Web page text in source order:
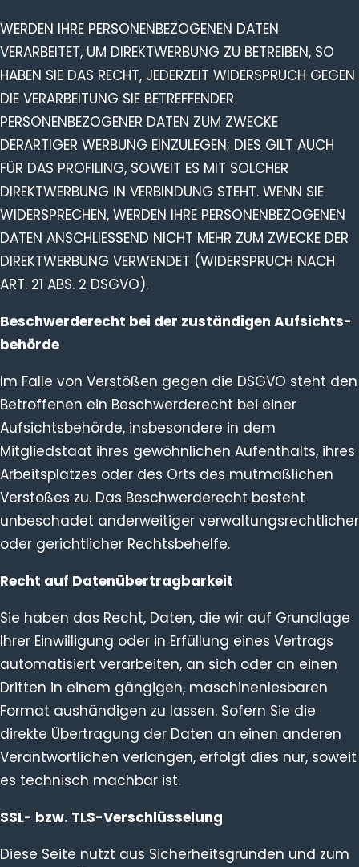
WERDEN IHRE PERSONENBEZOGENEN DATEN
VERARBEITET, UM DIREKTWERBUNG ZU BETREIBEN, SO
HABEN SIE DAS RECHT, JEDERZEIT WIDERSPRUCH GEGEN
DIE VERARBEITUNG SIE BETREFFENDER
PERSONENBEZOGENER DATEN ZUM ZWECKE
DERARTIGER WERBUNG EINZULEGEN; DIES GILT AUCH
FÜR DAS PROFILING, SOWEIT ES MIT SOLCHER
DIREKTWERBUNG IN VERBINDUNG STEHT. WENN SIE
WIDERSPRECHEN, WERDEN IHRE PERSONENBEZOGENEN
DATEN ANSCHLIESSEND NICHT MEHR ZUM ZWECKE DER
DIREKTWERBUNG VERWENDET (WIDERSPRUCH NACH
ART. 21 ABS. 2 DSGVO).
Beschwerde­recht bei der zuständigen Aufsichts­
behörde
Im Falle von Verstößen gegen die DSGVO steht den
Betroffenen ein Beschwerderecht bei einer
Aufsichtsbehörde, insbesondere in dem
Mitgliedstaat ihres gewöhnlichen Aufenthalts, ihres
Arbeitsplatzes oder des Orts des mutmaßlichen
Verstoßes zu. Das Beschwerderecht besteht
unbeschadet anderweitiger verwaltungsrechtlicher
oder gerichtlicher Rechtsbehelfe.
Recht auf Daten­übertrag­barkeit
Sie haben das Recht, Daten, die wir auf Grundlage
Ihrer Einwilligung oder in Erfüllung eines Vertrags
automatisiert verarbeiten, an sich oder an einen
Dritten in einem gängigen, maschinenlesbaren
Format aushändigen zu lassen. Sofern Sie die
direkte Übertragung der Daten an einen anderen
Verantwortlichen verlangen, erfolgt dies nur, soweit
es technisch machbar ist.
SSL- bzw. TLS-Verschlüsselung
Diese Seite nutzt aus Sicherheitsgründen und zum